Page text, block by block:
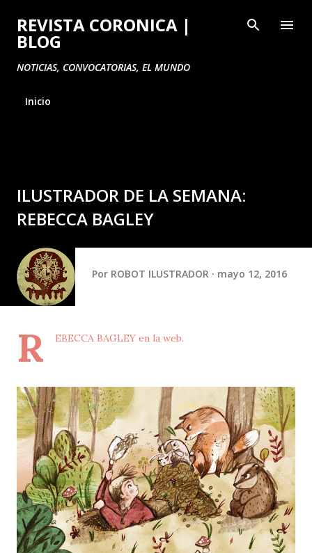
Ir al contenido principal
REVISTA CORONICA |
BLOG
NOTICIAS, CONVOCATORIAS, EL MUNDO
Inicio
ILUSTRADOR DE LA SEMANA:
REBECCA BAGLEY
Por ROBOT ILUSTRADOR mayo 12, 2016
R EBECCA BAGLEY en la web.